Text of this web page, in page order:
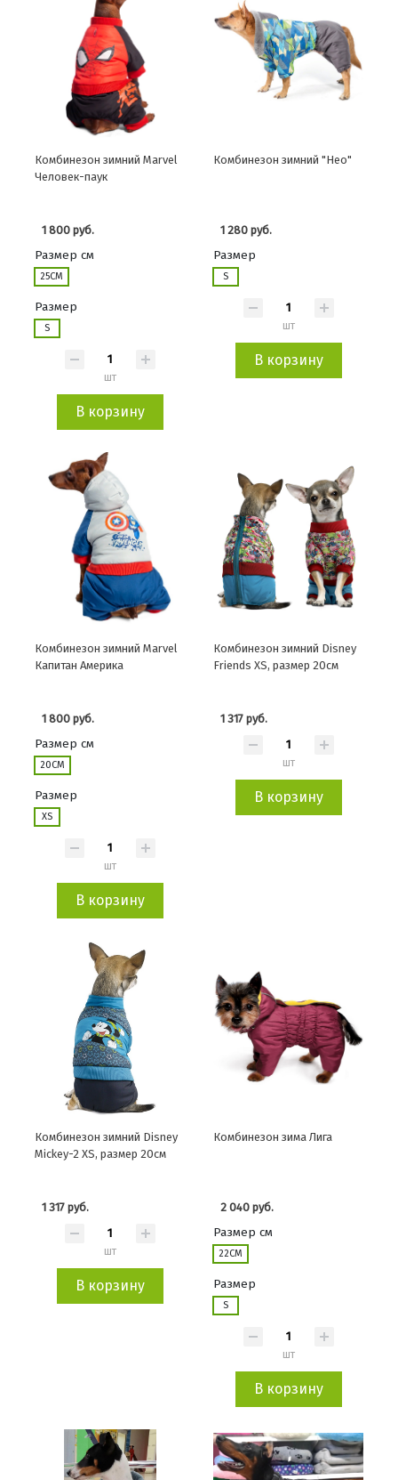
Комбинезон зимний Marvel
Человек-паук
1 800 руб.
Размер см
25СМ
Размер
S
шт
В корзину
Комбинезон зимний "Нео"
1 280 руб.
Размер
S
шт
В корзину
Комбинезон зимний Marvel
Капитан Америка
1 800 руб.
Размер см
20СМ
Размер
XS
шт
В корзину
Комбинезон зимний Disney
Friends XS, размер 20см
1 317 руб.
шт
В корзину
Комбинезон зимний Disney
Mickey-2 XS, размер 20см
1 317 руб.
шт
В корзину
Комбинезон зима Лига
2 040 руб.
Размер см
22СМ
Размер
S
шт
В корзину